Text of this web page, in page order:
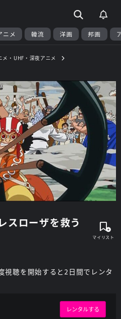
ニメ 韓流 洋画 邦画
メ・UHF・深夜アニメ
スローザを救う
視聴を開始すると2日間でレンタ
レンタルする